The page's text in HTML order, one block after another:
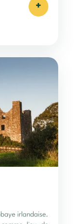
+
irlandaise.